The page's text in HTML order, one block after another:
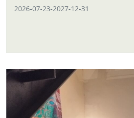
2026-07-23-2027-12-31